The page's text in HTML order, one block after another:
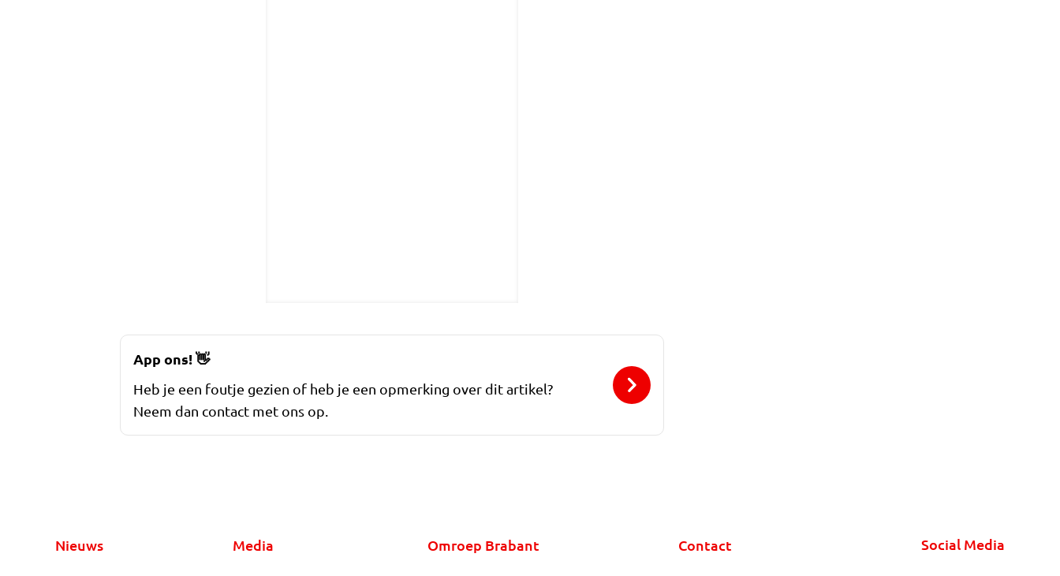
App ons!👋
Heb je een foutje gezien of heb je een opmerking over dit artikel?
Neem dan contact met ons op.
Nieuws Media Omroep Brabant Contact Social Media